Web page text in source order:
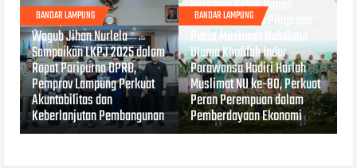
BANDAR LAMPUNG
APR 27, 2026
Wagub Jihan Nurlela
Sampaikan LKPJ 2025 dalam
Rapat Paripurna DPRD,
Pemprov Lampung Perkuat
Akuntabilitas dan
Keberlanjutan Pembangunan
BANDAR LAMPUNG
Bersama Ketua Umum
Dewan Pembina Pimpinan
Pusat Muslimat Nahdlatul
Ulama Khofifah Indar
Parawansa Hadiri Harlah
Muslimat NU ke-80, Perkuat
Peran Perempuan dalam
Pemberdayaan Ekonomi